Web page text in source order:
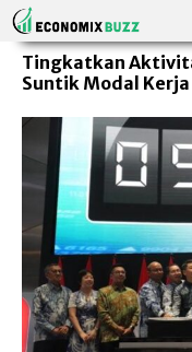
Tingkatkan
Suntik Modal Kerja